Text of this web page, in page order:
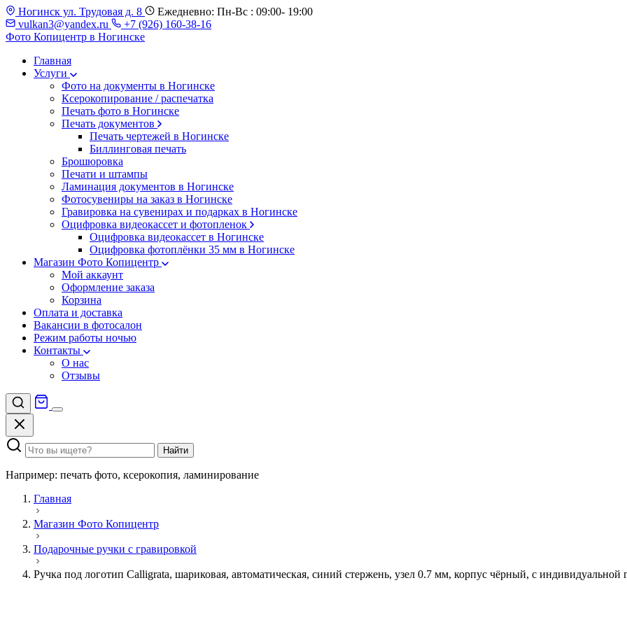
Ногинск ул. Трудовая д. 8
Ежедневно: Пн-Вс : 09:00- 19:00
vulkan3@yandex.ru
+7 (926) 160-38-16
Фото Копицентр в Ногинске
Главная
Услуги
Фото на документы в Ногинске
Ксерокопирование / распечатка
Печать фото в Ногинске
Печать документов
Печать чертежей в Ногинске
Биллинговая печать
Брошюровка
Печати и штампы
Ламинация документов в Ногинске
Фотосувениры на заказ в Ногинске
Гравировка на сувенирах и подарках в Ногинске
Оцифровка видеокассет и фотопленок
Оцифровка видеокассет в Ногинске
Оцифровка фотоплёнки 35 мм в Ногинске
Магазин Фото Копицентр
Мой аккаунт
Оформление заказа
Корзина
Оплата и доставка
Вакансии в фотосалон
Режим работы ночью
Контакты
О нас
Отзывы
Найти
Например: печать фото, ксерокопия, ламинирование
Главная
Магазин Фото Копицентр
Подарочные ручки с гравировкой
Ручка под логотип Calligrata, шариковая, автоматическая, синий стержень, узел 0.7 мм, корпус чёрный, с индивидуальной